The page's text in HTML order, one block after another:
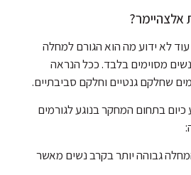
לא ידוע מה הוא הגורם למחלה
מסוימים בלבד. ככל הנראה
שחלקם גנטיים וחלקם סביבתיים.
כיום בתחום המחקר בנוגע לגורמים
גבוהה יותר בקרב נשים מאשר